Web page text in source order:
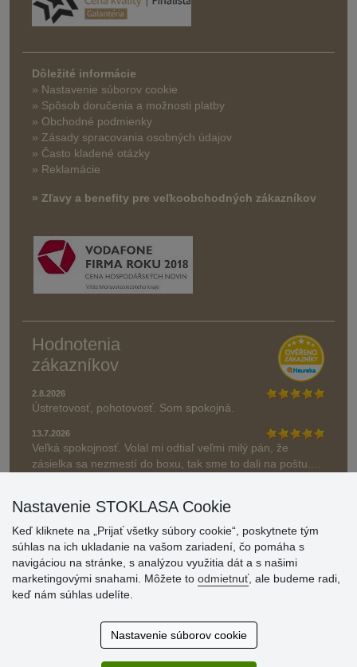
Dôležité informácie
» Nastavenie súborov cookie
» Spôsob doručenia a možnosti platby
» Obchodné podmienky
» Zásady spracovania osobných údajov
» Často kladené otázky
» Reklamácie
» Zľavy a benefity pre veľkoobchodných zákazníkov
Hodnotenia
zákazníkov
2.8.2026
Ústretovosť, pohotovosť. Som spokojná.
13.7.2026
Veľká spokojnosť. Volal mi odtiaľ veľmi milý pán, že
zásielka sa nezmestí do boxu, tak sme to dali na poštu....
» Aktuálne 6948 recenzií
Nastavenie STOKLASA Cookie
Keď kliknete na „Prijať všetky súbory cookie“, poskytnete tým
súhlas na ich ukladanie na vašom zariadení, čo pomáha s
navigáciou na stránke, s analýzou využitia dát a s našimi
marketingovými snahami. Môžete to odmietnuť, ale budeme radi,
keď nám súhlas udelíte.
Nastavenie súborov cookie